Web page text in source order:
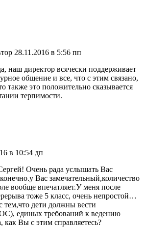
28.11.2016 в 5:56 пп
наш директор всячески поддерживает
общение и все, что с этим связано,
также это положительно сказывается
терпимости.
в 10:54 дп
Очень рада услышать Вас
Вас замечательный,количество
вообще впечатляет.У меня после
тоже 5 класс, очень непростой…
тем,что дети должны вести
единых требований к ведению
как Вы с этим справляетесь?